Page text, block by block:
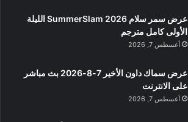
عرض سمر سلام SummerSlam 2026 الليلة
الأولى كامل مترجم
أغسطس 7, 2026
عرض سماك داون الأخير 7-8-2026 بث مباشر
على الانترنت
أغسطس 7, 2026